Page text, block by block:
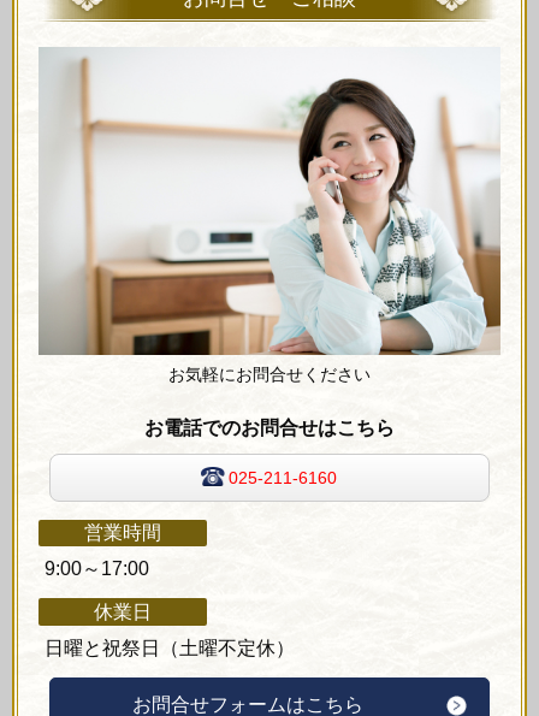
お気軽にお問合せください
お電話でのお問合せはこちら
025-211-6160
営業時間
9:00～17:00
休業日
日曜と祝祭日（土曜不定休）
お問合せフォームはこちら